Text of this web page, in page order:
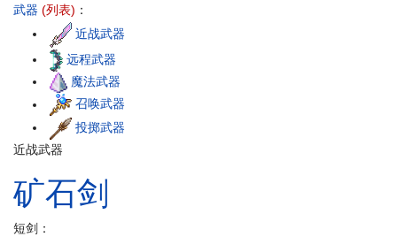
武器 (列表) ：
近战武器
远程武器
魔法武器
召唤武器
投掷武器
近战武器
矿石剑
短剑：